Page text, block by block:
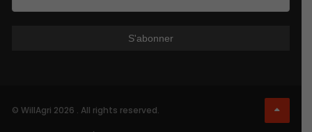
© WillAgri 2026 . All rights reserved.